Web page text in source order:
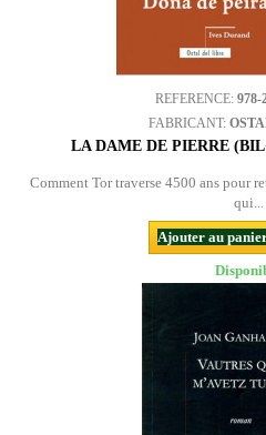
REFERENCE: 978-
FABRICANT:
LA DAME DE PIERRE
Comment Tor traverse 4500 ans pour
qui...
Ajouter au